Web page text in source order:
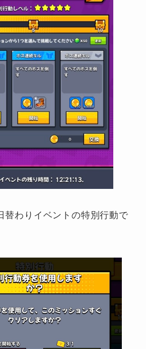
替わりイベントの特別行動で